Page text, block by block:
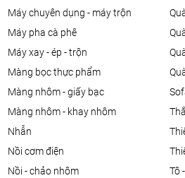
máy chuyên dụng - máy trộn
máy pha cà phê
máy xay - ép - trộn
màng bọc thực phẩm
màng nhôm - giấy bạc
màng nhôm - khay nhôm
nhẫn
nồi cơm điện
nồi - chảo nhôm
tô